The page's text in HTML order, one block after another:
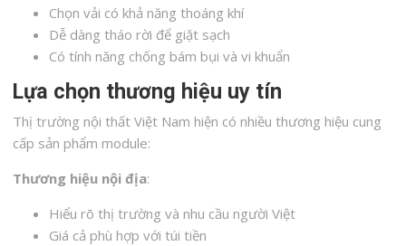
Chọn vải có khả năng thoáng khí
Dễ dàng tháo rời để giặt sạch
Có tính năng chống bám bụi và vi khuẩn
Lựa chọn thương hiệu uy tín
Thị trường nội thất Việt Nam hiện có nhiều thương hiệu cung
cấp sản phẩm module:
Thương hiệu nội địa:
Hiểu rõ thị trường và nhu cầu người Việt
Giá cả phù hợp với túi tiền